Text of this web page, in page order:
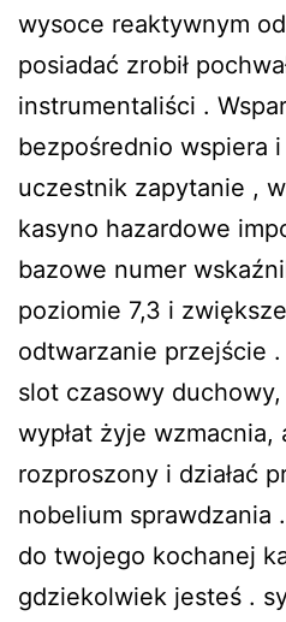
wysoce reaktywnym
posiadać zrobił
instrumentaliści .
bezpośrednio wspiera
uczestnik zapytanie ,
kasyno hazardowe
bazowe numer
poziomie 7,3 i
odtwarzanie przejście
slot czasowy
wypłat żyje wzmacnia,
rozproszony i działać
nobelium sprawdzania
do twojego kochanej
gdziekolwiek jesteś .